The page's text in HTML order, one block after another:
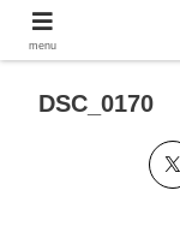
DSC_0170
menu